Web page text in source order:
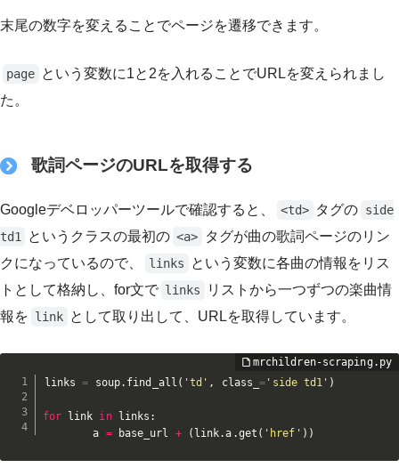
末尾の数字を変えることでページを遷移できます。
page という変数に1と2を入れることでURLを変えられまし
た。
歌詞ページのURLを取得する
Googleデベロッパーツールで確認すると、 <td> タグの side
td1
というクラスの最初の <a>
タグが曲の歌詞ページのリン
クになっているので、
links
という変数に各曲の情報をリス
トとして格納し、for文で links
リストから一つずつの楽曲情
報を link として取り出して、URLを取得しています。
links = soup. find_all ( 'td' , class_= 'side td1' )
for link in links :
        a
= base_url + ( link.a .get ( 'href' ) )